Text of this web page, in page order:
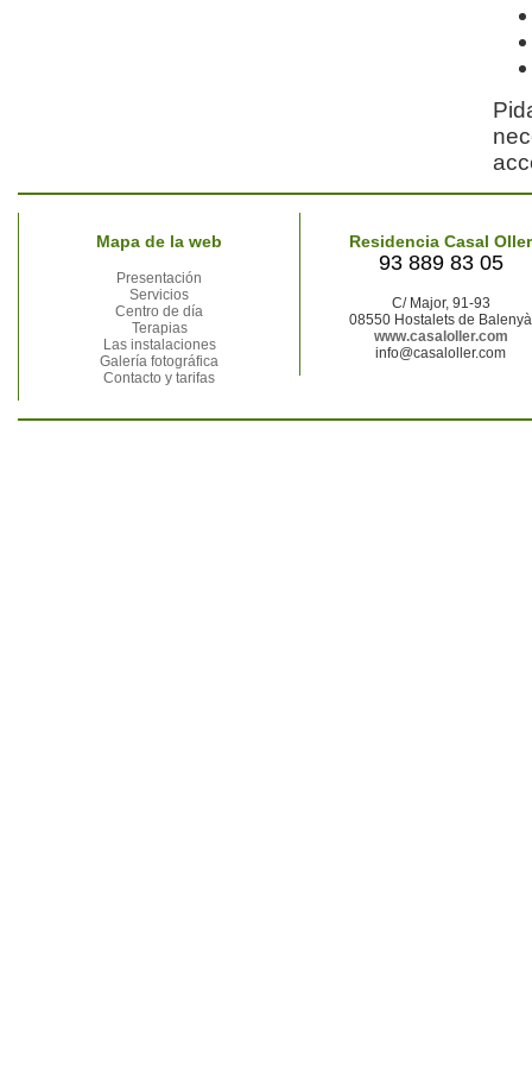
Mapa de la web
Presentación
Servicios
Centro de día
Terapias
Las instalaciones
Galería fotográfica
Contacto y tarifas
Residencia Casal Oller
93 889 83 05
C/ Major, 91-93
08550 Hostalets de Balenyà
www.casaloller.com
info@casaloller.com